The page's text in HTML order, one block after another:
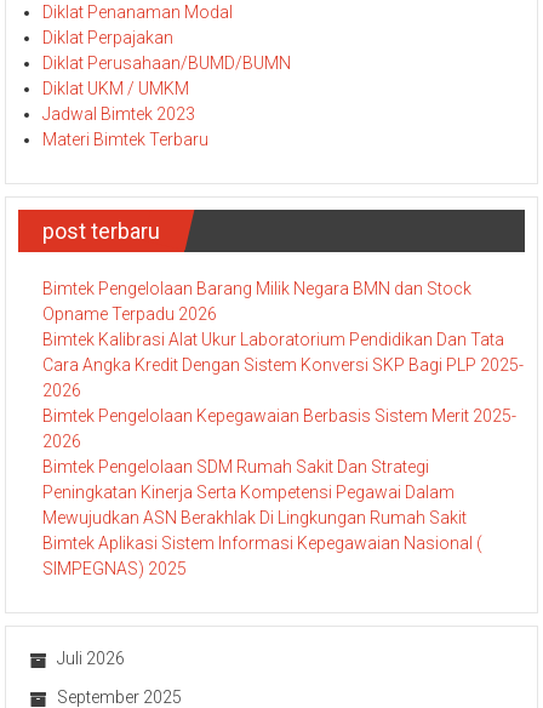
Diklat Penanaman Modal
Diklat Perpajakan
Diklat Perusahaan/BUMD/BUMN
Diklat UKM / UMKM
Jadwal Bimtek 2023
Materi Bimtek Terbaru
post terbaru
Bimtek Pengelolaan Barang Milik Negara BMN dan Stock
Opname Terpadu 2026
Bimtek Kalibrasi Alat Ukur Laboratorium Pendidikan Dan Tata
Cara Angka Kredit Dengan Sistem Konversi SKP Bagi PLP 2025-
2026
Bimtek Pengelolaan Kepegawaian Berbasis Sistem Merit 2025-
2026
Bimtek Pengelolaan SDM Rumah Sakit Dan Strategi
Peningkatan Kinerja Serta Kompetensi Pegawai Dalam
Mewujudkan ASN Berakhlak Di Lingkungan Rumah Sakit
Bimtek Aplikasi Sistem Informasi Kepegawaian Nasional (
SIMPEGNAS) 2025
Juli 2026
September 2025